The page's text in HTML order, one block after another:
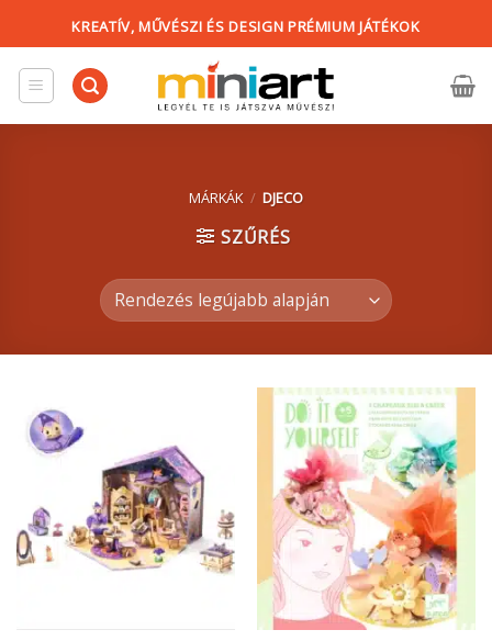
content
KREATÍV, MŰVÉSZI ÉS DESIGN PRÉMIUM JÁTÉKOK
MÁRKÁK / DJECO
SZŰRÉS